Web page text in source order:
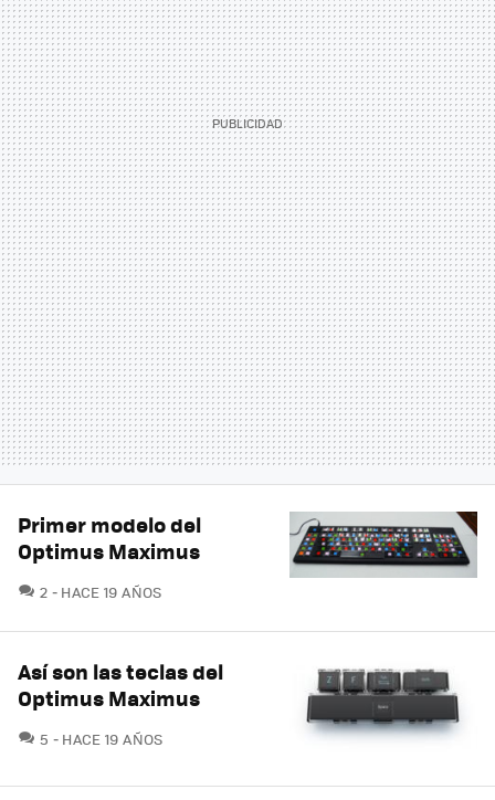
Primer modelo del
Optimus Maximus
2 COMENTARIOS
HACE 19 AÑOS
Así son las teclas del
Optimus Maximus
5 COMENTARIOS
HACE 19 AÑOS